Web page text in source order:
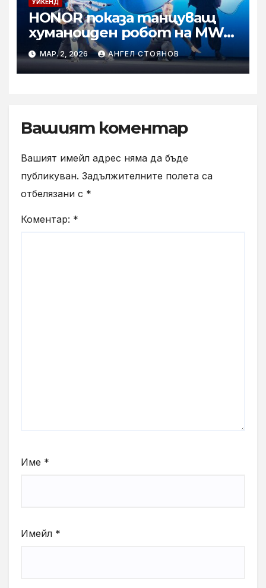
УИКЕНД
HONOR показа танцуващ
хуманоиден робот на MWC
2026
МАР. 2, 2026 АНГЕЛ СТОЯНОВ
Вашият коментар
Вашият имейл адрес няма да бъде
публикуван. Задължителните полета са
отбелязани с *
Коментар: *
Име *
Имейл *